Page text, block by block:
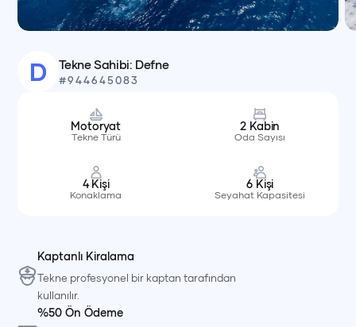
D Tekne Sahibi: Defne
#944645083
Motoryat
Tekne Türü
2 Kabin
Oda Sayısı
4 Kişi
Konaklama
6 Kişi
Seyahat Kapasitesi
Kaptanlı Kiralama
Tekne profesyonel bir kaptan tarafından
kullanılır.
%50 Ön Ödeme